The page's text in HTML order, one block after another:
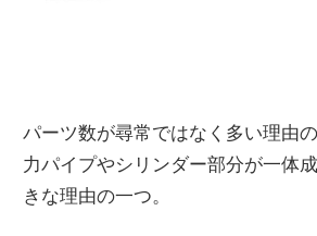
パーツ数が尋常ではなく多い理由
力パイプやシリンダー部分が一体
きな理由の一つ。